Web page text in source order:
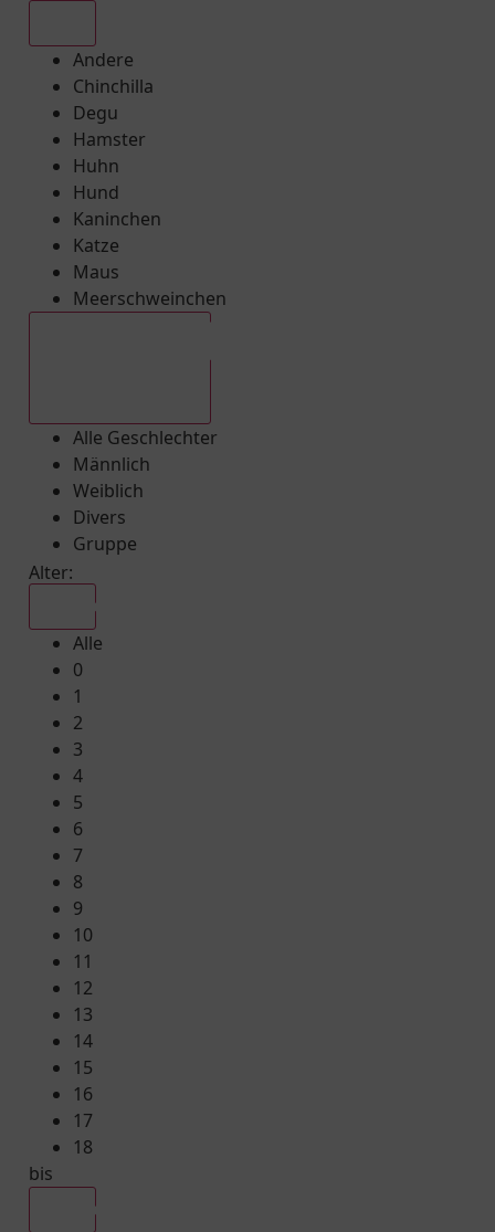
Andere
Chinchilla
Degu
Hamster
Huhn
Hund
Kaninchen
Katze
Maus
Meerschweinchen
Alle Geschlechter
Männlich
Weiblich
Divers
Gruppe
Alter:
Alle
0
1
2
3
4
5
6
7
8
9
10
11
12
13
14
15
16
17
18
bis